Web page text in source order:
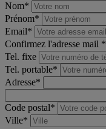
Nom*
Prénom*
Email*
Confirmez l'adresse mail *
Tel. fixe
Tel. portable*
Adresse*
Code postal*
Ville*